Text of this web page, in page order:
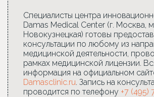
Специалисты центра
Damas Medical Center (г. Москва,
Новокузнецкая) готовы
консультации по любому из
медицинской деятельности,
рамках медицинской лицензии.
информация на официальном
Damasclinic.ru. Запись на
проводится по телефону +7 (495)